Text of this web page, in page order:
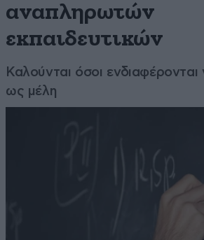
αναπληρωτών
εκπαιδευτικών
Καλούνται όσοι
ως μέλη